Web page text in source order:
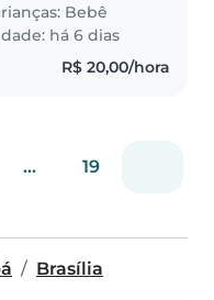
Bebê
há 6 dias
R$ 20,00/hora
... 19
Brasília